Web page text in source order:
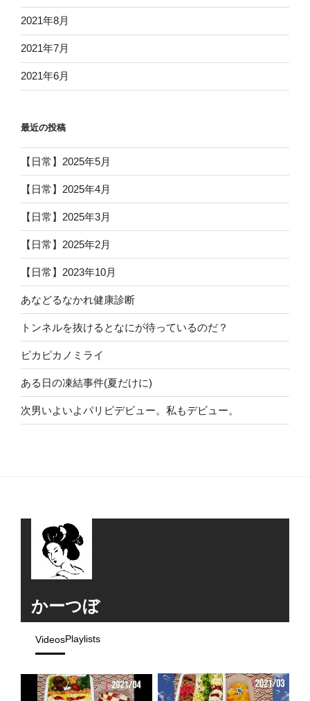
2021年8月
2021年7月
2021年6月
最近の投稿
【日常】2025年5月
【日常】2025年4月
【日常】2025年3月
【日常】2025年2月
【日常】2023年10月
あなどるなかれ健康診断
トンネルを抜けるとなにが待っているのだ？
ピカピカノミライ
ある日の凍結事件(夏だけに)
次男いよいよパリピデビュー。私もデビュー。
かーつぼ
VideosPlaylists